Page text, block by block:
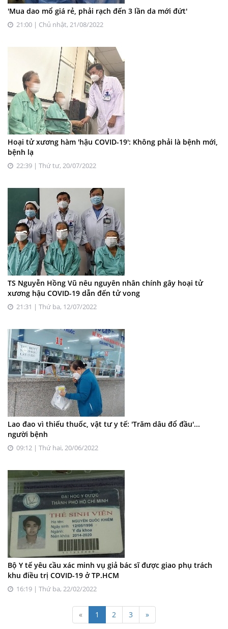
'Mua dao mổ giá rẻ, phải rạch đến 3 lần da mới đứt'
21:00 | Chủ nhật, 21/08/2022
Hoại tử xương hàm 'hậu COVID-19': Không phải là bệnh mới,
bệnh lạ
22:39 | Thứ tư, 20/07/2022
TS Nguyễn Hồng Vũ nêu nguyên nhân chính gây hoại tử
xương hậu COVID-19 dẫn đến tử vong
21:31 | Thứ ba, 12/07/2022
Lao đao vì thiếu thuốc, vật tư y tế: 'Trăm dâu đổ đầu'...
người bệnh
09:12 | Thứ hai, 20/06/2022
Bộ Y tế yêu cầu xác minh vụ giả bác sĩ được giao phụ trách
khu điều trị COVID-19 ở TP.HCM
16:19 | Thứ ba, 22/02/2022
« 1 2 3 »